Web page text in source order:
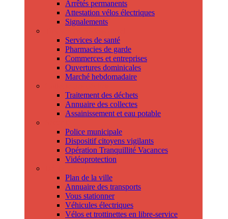
Arrêtés permanents
Attestation vélos électriques
Signalements
Services de santé
Pharmacies de garde
Commerces et entreprises
Ouvertures dominicales
Marché hebdomadaire
Traitement des déchets
Annuaire des collectes
Assainissement et eau potable
Police municipale
Dispositif citoyens vigilants
Opération Tranquillité Vacances
Vidéoprotection
Plan de la ville
Annuaire des transports
Vous stationner
Véhicules électriques
Vélos et trottinettes en libre-service